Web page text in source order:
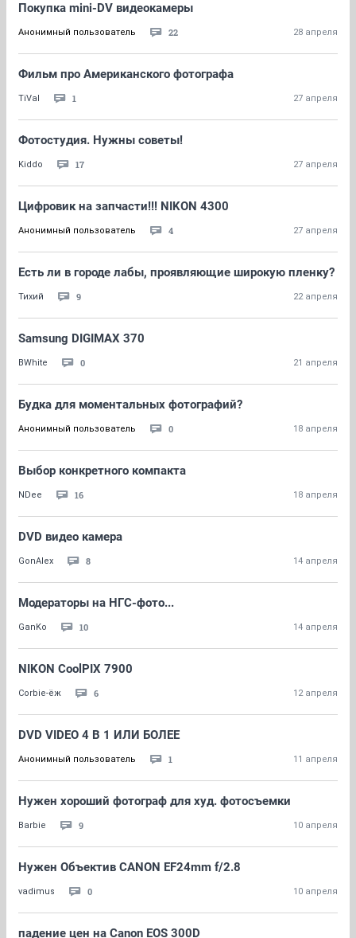
Покупка mini-DV видеокамеры
Анонимный пользователь 22 28 апреля
Фильм про Американского фотографа
TiVal 1 27 апреля
Фотостудия. Нужны советы!
Kiddo 17 27 апреля
Цифровик на запчасти!!! NIKON 4300
Анонимный пользователь 4 27 апреля
Есть ли в городе лабы, проявляющие широкую пленку?
Тихий 9 22 апреля
Samsung DIGIMAX 370
BWhite 0 21 апреля
Будка для моментальных фотографий?
Анонимный пользователь 0 18 апреля
Выбор конкретного компакта
NDee 16 18 апреля
DVD видео камера
GonAlex 8 14 апреля
Модераторы на НГС-фото...
GanKo 10 14 апреля
NIKON CoolPIX 7900
Corbie-ёж 6 12 апреля
DVD VIDEO 4 В 1 ИЛИ БОЛЕЕ
Анонимный пользователь 1 11 апреля
Нужен хороший фотограф для худ. фотосъемки
Barbie 9 10 апреля
Нужен Объектив CANON EF24mm f/2.8
vadimus 0 10 апреля
падение цен на Canon EOS 300D